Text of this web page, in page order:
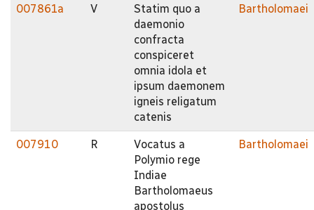
007861a V
Statim quo a
daemonio
confracta
conspiceret
omnia idola et
ipsum daemonem
igneis religatum
catenis
Bartholomaei
007910 R
Vocatus a
Polymio rege
Indiae
Bartholomaeus
apostolus
Bartholomaei